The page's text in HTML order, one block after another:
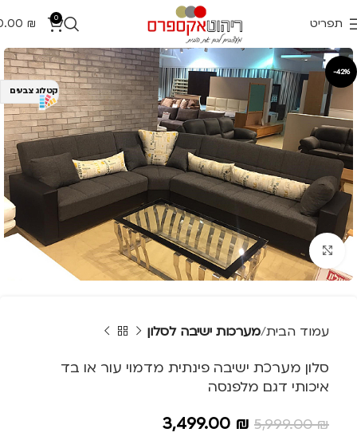
תפריט 0
₪
-42%
Click to enlarge
עמוד הבית מערכות ישיבה לסלון
סלון מערכת ישיבה פינתית מדמוי עור או בד
איכותי דגם מלפנסה
5,999.00₪
3,499.00 ₪
קטלוג צבעים